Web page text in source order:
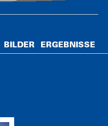
BILDER ERGEBNISSE